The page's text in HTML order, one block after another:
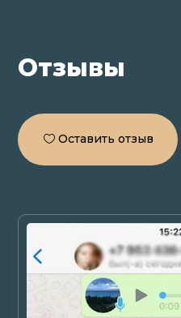
Отзывы
Оставить отзыв